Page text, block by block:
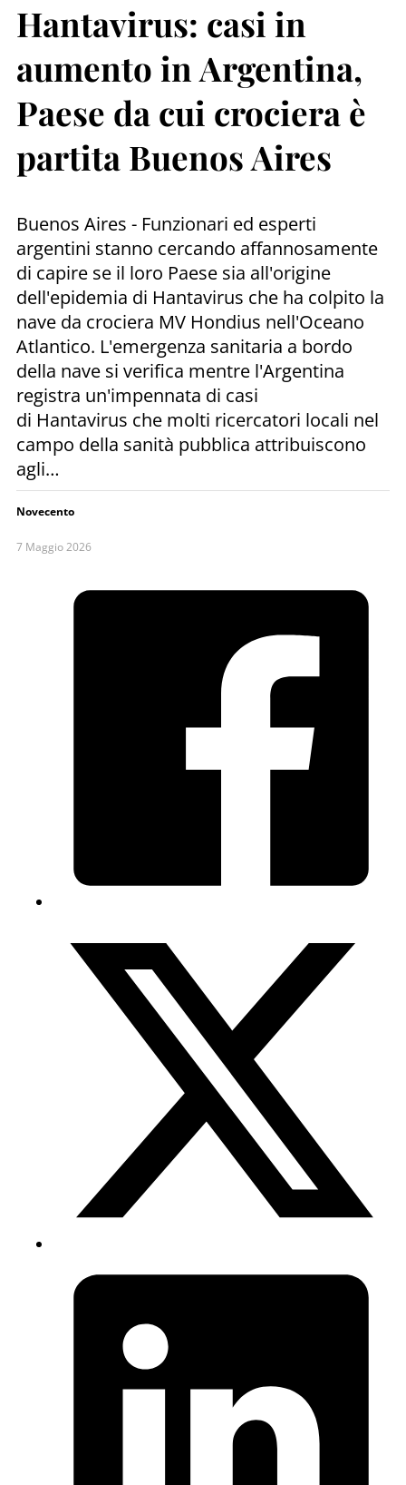
Hantavirus: casi in
aumento in Argentina,
Paese da cui crociera è
partita Buenos Aires
Buenos Aires - Funzionari ed esperti
argentini stanno cercando affannosamente
di capire se il loro Paese sia all'origine
dell'epidemia di Hantavirus che ha colpito la
nave da crociera MV Hondius nell'Oceano
Atlantico. L'emergenza sanitaria a bordo
della nave si verifica mentre l'Argentina
registra un'impennata di casi
di Hantavirus che molti ricercatori locali nel
campo della sanità pubblica attribuiscono
agli…
Novecento
7 Maggio 2026